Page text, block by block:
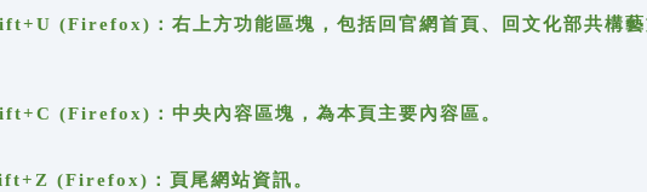
(Firefox)：右上方功能區塊，包括回官網首頁、回文化部共構藝
(Firefox)：中央內容區塊，為本頁主要內容區。
(Firefox)：頁尾網站資訊。